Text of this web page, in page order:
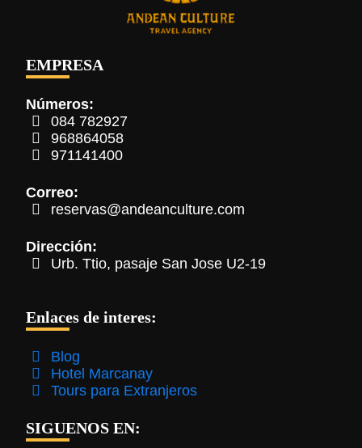
EMPRESA
Números:
084 782927
968864058
971141400
Correo:
reservas@andeanculture.com
Dirección:
Urb. Ttio, pasaje San Jose U2-19
Enlaces de interes:
Blog
Hotel Marcanay
Tours para Extranjeros
SIGUENOS EN: